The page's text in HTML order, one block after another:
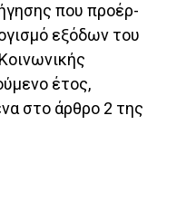
που προέρ­
εξόδων του
έτος,
στο άρθρο 2 της